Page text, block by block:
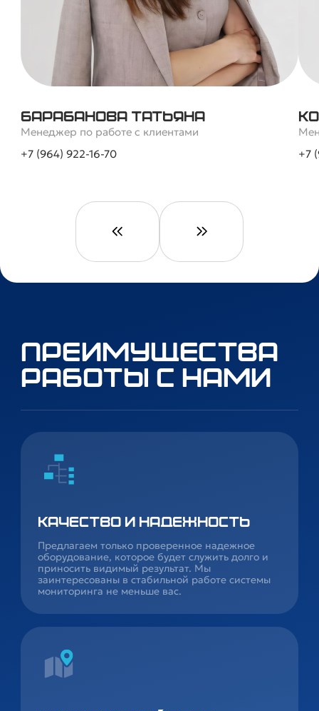
Барабанова Татьяна
Менеджер по работе с клиентами
+7 (964) 922-16-70
+7
Преимущества
работы с нами
Качество и надежность
Предлагаем только проверенное надежное
оборудование, которое будет служить долго и
приносить видимый результат. Мы
заинтересованы в стабильной работе системы
мониторинга не меньше вас.